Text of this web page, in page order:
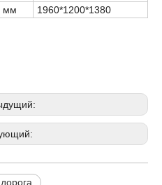
мм 1960*1200*1380